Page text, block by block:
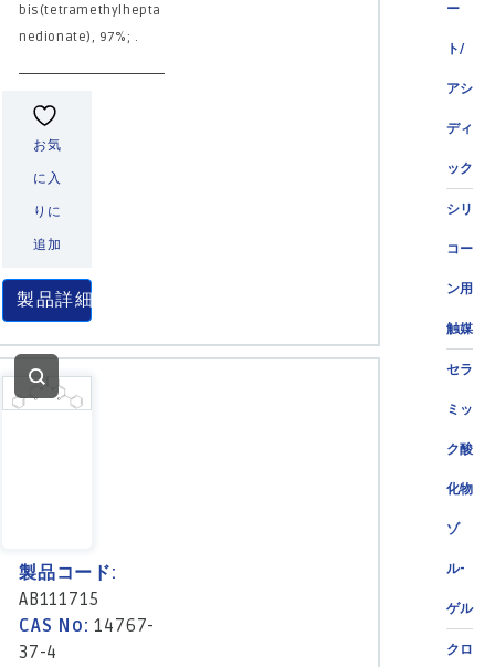
ー
ト/
アシ
ディ
ック
シリ
コー
ン用
触媒
セラ
ミッ
ク酸
化物
ゾ
ル-
ゲル
クロ
bis(tetramethylhepta
nedionate), 97%; .
お気
に入
りに
追加
製品詳細
製品コード:
AB111715
CAS No:14767-
37-4